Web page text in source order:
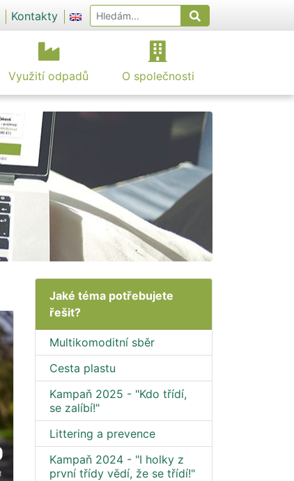
Kontakty
Využití odpadů O společnosti
Jaké téma potřebujete
řešit?
Multikomoditní sběr
Cesta plastu
Kampaň 2025 - "Kdo třídí,
se zalíbí!"
Littering a prevence
Kampaň 2024 - "I holky z
první třídy vědí, že se třídí!"